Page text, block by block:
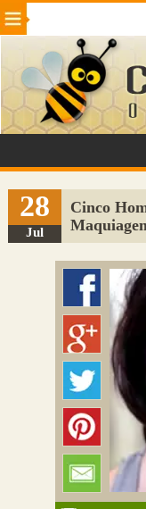
Beleza Cinema e TV
Internet Jogos
VeÃ­culos Adulto
Sugerir Link
Adicionar Blog
Colmeia Exchange
Perguntas Frequentes
28
Jul
Cinco